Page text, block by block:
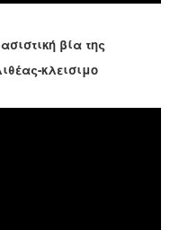
βία της
κλεισιμο